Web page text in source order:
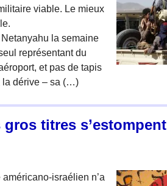
viable. Le mieux
la semaine
représentant du
et pas de tapis
la dérive – sa (…)
titres s’estompent
israélien n’a